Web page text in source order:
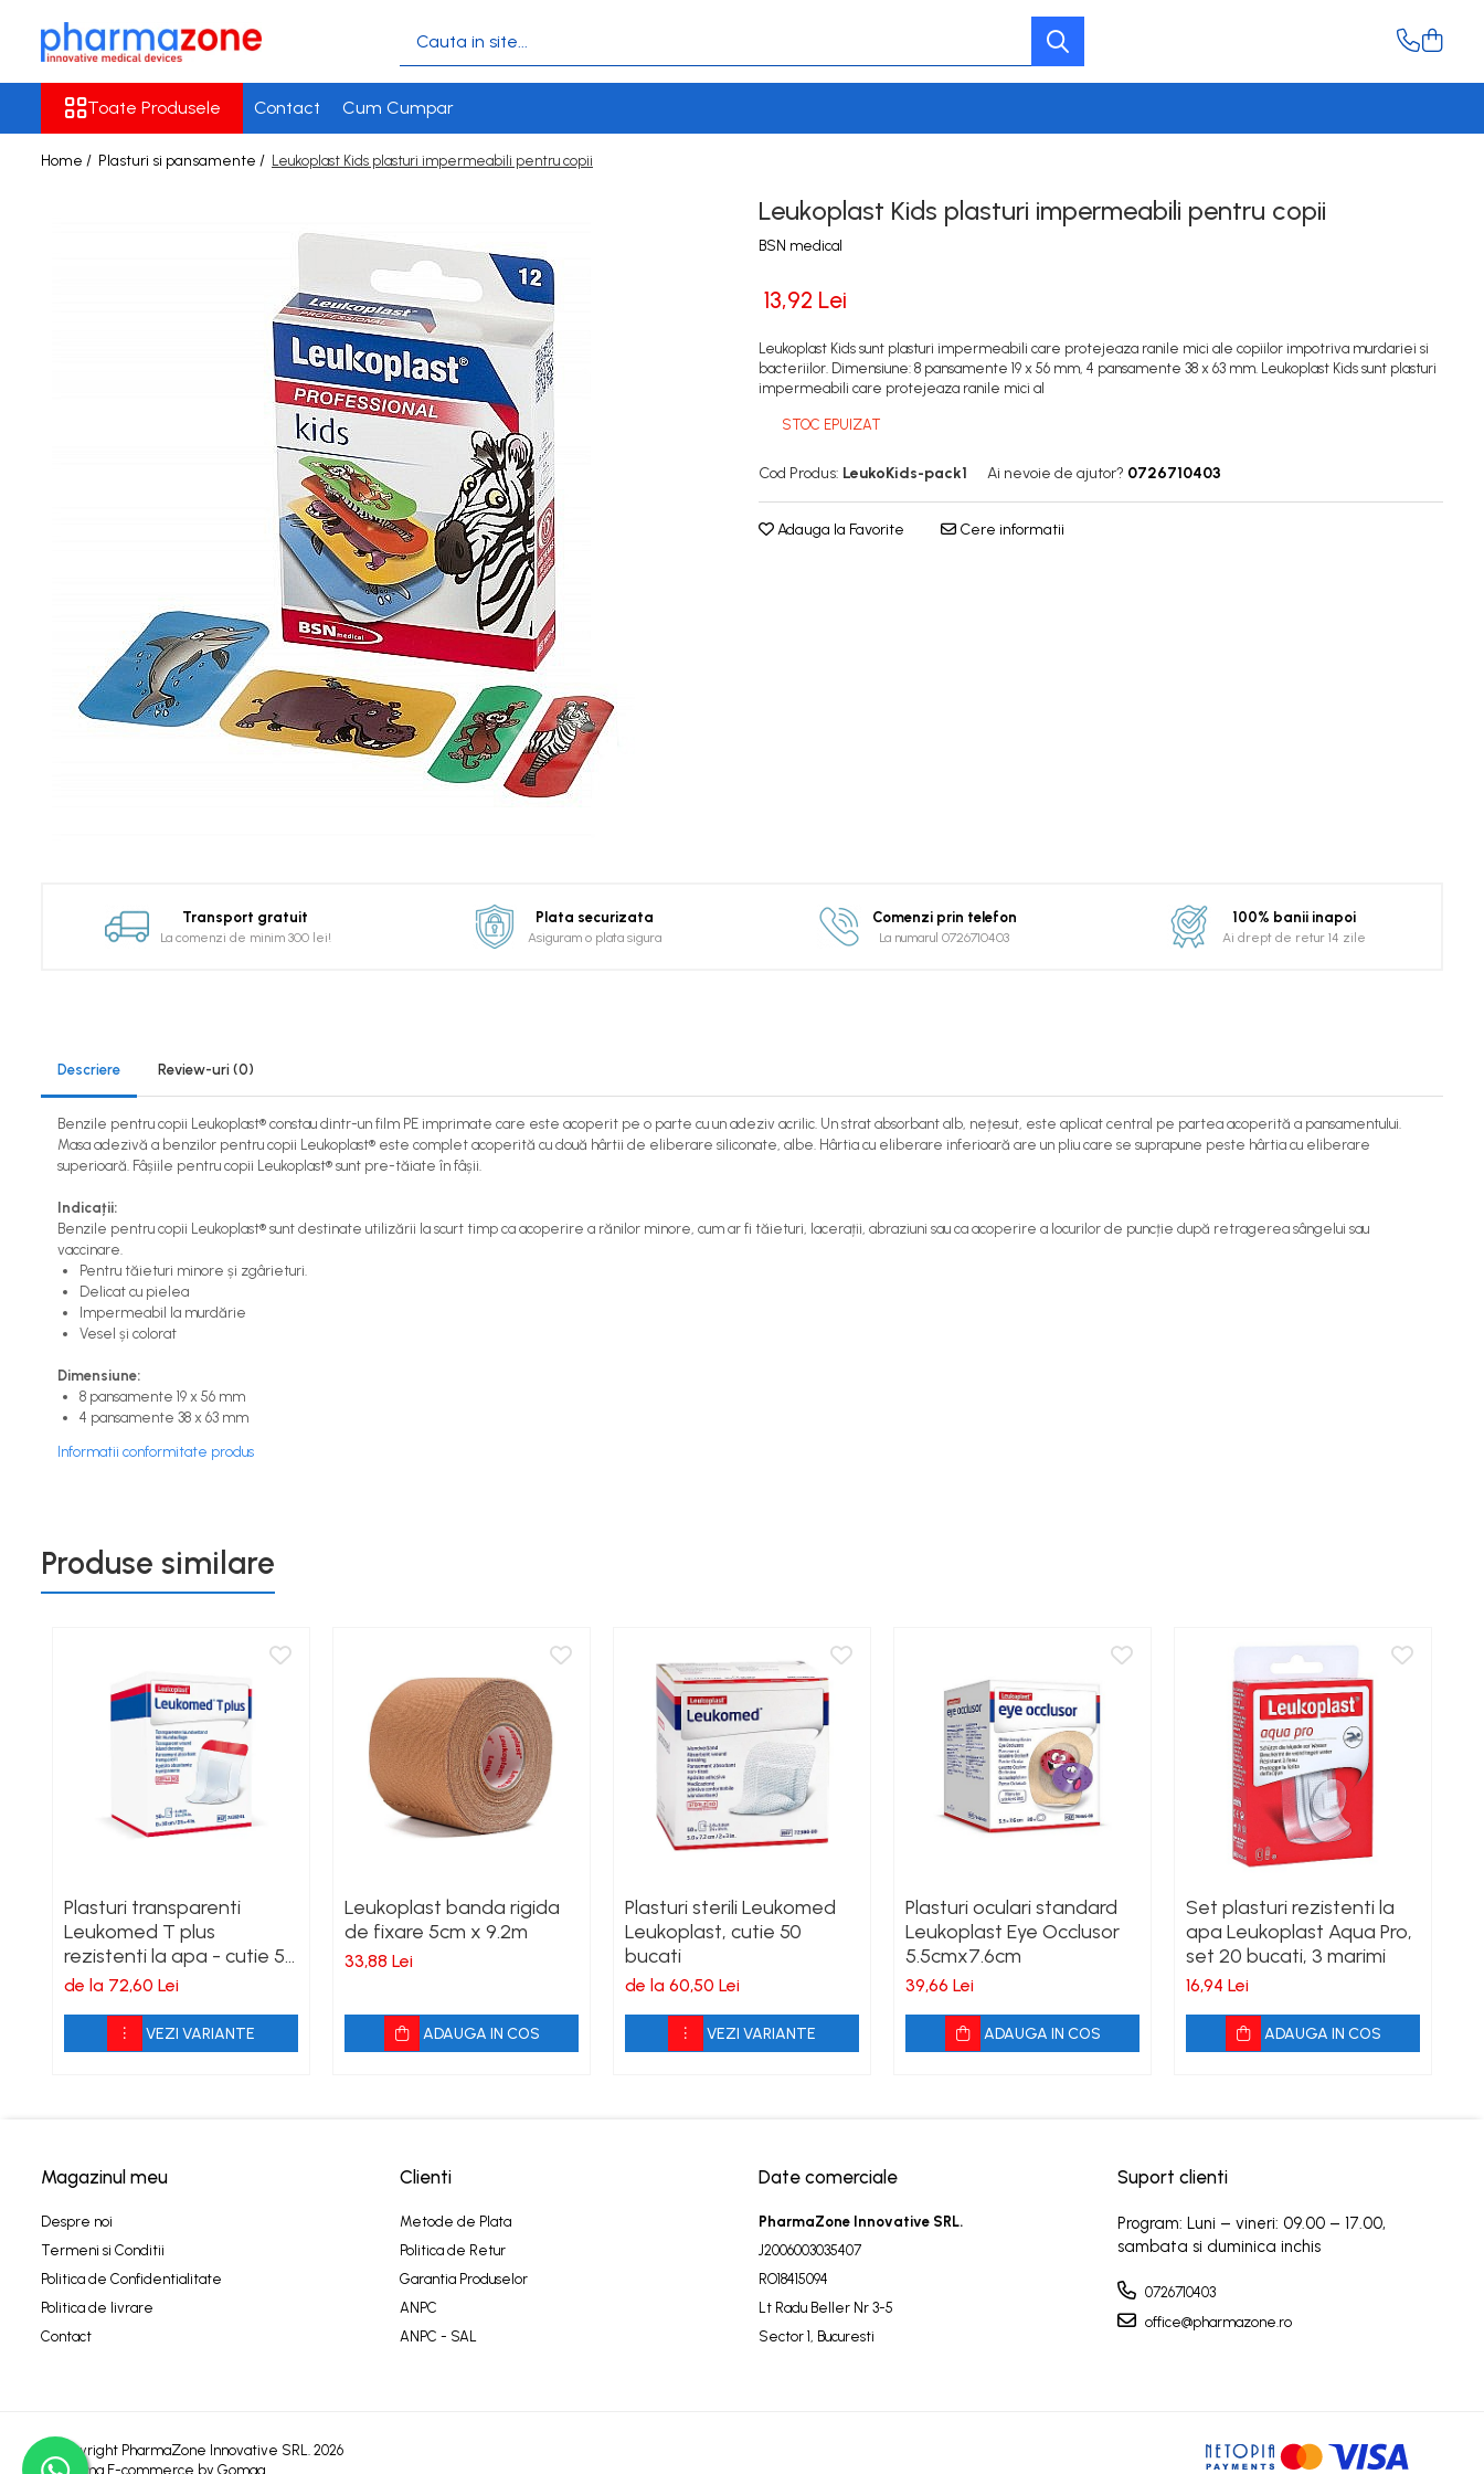
Tratamentul fracturilor
Prelude
Dezinfectanti pentru suprafete
Produse terapie compresiva
Bandaje compresive
Ciorapi compresivi Jobst
Tratamentul plagilor
Suport genunchi Actimove
Produse medicina sportiva
Bandaje autoadezive
Benzi kinesiologice
Benzi si bandaje adezive
Produse diverse
Terapie rece/calda
Produse White Glo
Toate Produsele Contact Cum Cumpar
Home / Plasturi si pansamente / Leukoplast Kids plasturi impermeabili pentru copii
Leukoplast Kids plasturi impermeabili pentru copii
BSN medical
13,92 Lei
Leukoplast Kids sunt plasturi impermeabili care protejeaza ranile mici ale copiilor impotriva murdariei si
bacteriilor. Dimensiune: 8 pansamente 19 x 56 mm, 4 pansamente 38 x 63 mm. Leukoplast Kids sunt plasturi
impermeabili care protejeaza ranile mici al
STOC EPUIZAT
Cod Produs: LeukoKids-pack1 Ai nevoie de ajutor? 0726710403
Adauga la Favorite Cere informatii
Transport gratuit
La comenzi de minim 300 lei!
Plata securizata
Asiguram o plata sigura
Comenzi prin telefon
La numarul 0726710403
100% banii inapoi
Ai drept de retur 14 zile
Descriere Review-uri (0)
Benzile pentru copii Leukoplast® constau dintr-un film PE imprimate care este acoperit pe o parte cu un adeziv acrilic. Un strat absorbant alb, nețesut, este aplicat central pe partea acoperită a pansamentului.
Masa adezivă a benzilor pentru copii Leukoplast® este complet acoperită cu două hârtii de eliberare siliconate, albe. Hârtia cu eliberare inferioară are un pliu care se suprapune peste hârtia cu eliberare
superioară. Fâșiile pentru copii Leukoplast® sunt pre-tăiate în fâșii.
Indicații:
Benzile pentru copii Leukoplast® sunt destinate utilizării la scurt timp ca acoperire a rănilor minore, cum ar fi tăieturi, lacerații, abraziuni sau ca acoperire a locurilor de puncție după retragerea sângelui sau
vaccinare.
Pentru tăieturi minore și zgârieturi.
Delicat cu pielea
Impermeabil la murdărie
Vesel și colorat
Dimensiune:
8 pansamente 19 x 56 mm
4 pansamente 38 x 63 mm
Informatii conformitate produs
Produse similare
Plasturi transparenti
Leukomed T plus
rezistenti la apa - cutie 50
bucati
de la 72,60 Lei
VEZI VARIANTE
Leukoplast banda rigida
de fixare 5cm x 9.2m
33,88 Lei
ADAUGA IN COS
Plasturi sterili Leukomed
Leukoplast, cutie 50
bucati
de la 60,50 Lei
VEZI VARIANTE
Plasturi oculari standard
Leukoplast Eye Occlusor
5.5cmx7.6cm
39,66 Lei
ADAUGA IN COS
Set plasturi rezistenti la
apa Leukoplast Aqua Pro,
set 20 bucati, 3 marimi
16,94 Lei
ADAUGA IN COS
Magazinul meu
Despre noi
Termeni si Conditii
Politica de Confidentialitate
Politica de livrare
Contact
Clienti
Metode de Plata
Politica de Retur
Garantia Produselor
ANPC
ANPC - SAL
Date comerciale
PharmaZone Innovative SRL.
J2006003035407
RO18415094
Lt Radu Beller Nr 3-5
Sector 1, Bucuresti
Suport clienti
Program: Luni – vineri: 09.00 – 17.00,
sambata si duminica inchis
0726710403
office@pharmazone.ro
©Copyright PharmaZone Innovative SRL. 2026
Platforma E-commerce by Gomag